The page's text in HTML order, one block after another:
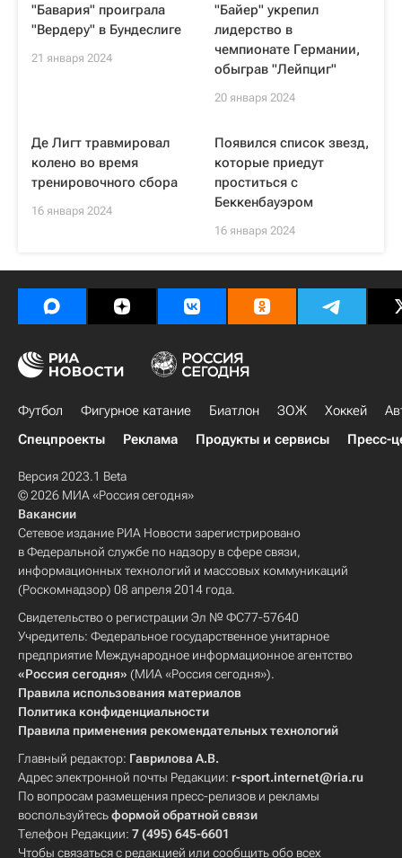
"Бавария" проиграла
"Вердеру" в Бундеслиге
21 января 2024
"Байер" укрепил
лидерство в
чемпионате Германии,
обыграв "Лейпциг"
20 января 2024
Де Лигт травмировал
колено во время
тренировочного сбора
16 января 2024
Появился список звезд,
которые приедут
проститься с
Беккенбауэром
16 января 2024
Футбол Фигурное катание Биатлон ЗОЖ Хоккей
Спецпроекты
Реклама Продукты и сервисы Пресс-
Версия 2023.1 Beta
© 2026 МИА «Россия сегодня»
Вакансии
Сетевое издание РИА Новости зарегистрировано
в Федеральной службе по надзору в сфере связи,
информационных технологий и массовых коммуникаций
(Роскомнадзор) 08 апреля 2014 года.
Свидетельство о регистрации Эл № ФС77-57640
Учредитель: Федеральное государственное унитарное
предприятие Международное информационное агентство
«Россия сегодня» (МИА «Россия сегодня»).
Правила использования материалов
Политика конфиденциальности
Правила применения рекомендательных технологий
Главный редактор: Гаврилова А.В.
Адрес электронной почты Редакции: r-sport.internet@ria.ru
По вопросам размещения пресс-релизов и рекламы
воспользуйтесьформой обратной связи
Телефон Редакции: 7 (495) 645-6601
Чтобы связаться с редакцией или сообщить обо всех